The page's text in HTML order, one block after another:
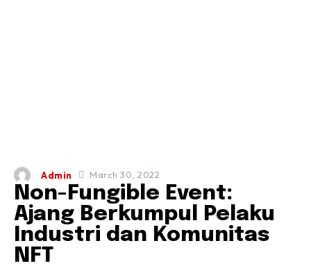
Admin March 30, 2022
Non-Fungible Event:
Ajang Berkumpul Pelaku
Industri dan Komunitas
NFT